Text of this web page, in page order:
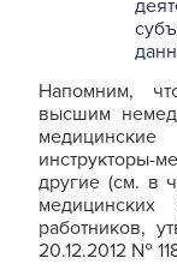
Напомним,
высшим
инструкторы-
другие (см. в
медицинских
работников,
20.12.2012 №